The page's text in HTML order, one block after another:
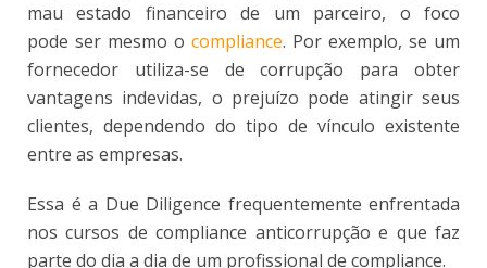
mau estado financeiro de um parceiro, o foco
pode ser mesmo o compliance. Por exemplo, se um
fornecedor utiliza-se de corrupção para obter
vantagens indevidas, o prejuízo pode atingir seus
clientes, dependendo do tipo de vínculo existente
entre as empresas.
Essa é a Due Diligence frequentemente enfrentada
nos cursos de compliance anticorrupção e que faz
parte do dia a dia de um profissional de compliance.